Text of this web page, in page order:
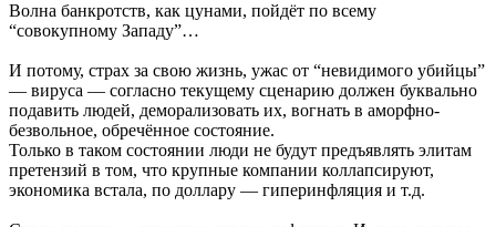
Волна банкротств, как цунами, пойдёт по всему
“совокупному Западу”…
И потому, страх за свою жизнь, ужас от “невидимого убийцы”
— вируса — согласно текущему сценарию должен буквально
подавить людей, деморализовать их, вогнать в аморфно-
безвольное, обречённое состояние.
Только в таком состоянии люди не будут предъявлять элитам
претензий в том, что крупные компании коллапсируют,
экономика встала, по доллару — гиперинфляция и т.д.